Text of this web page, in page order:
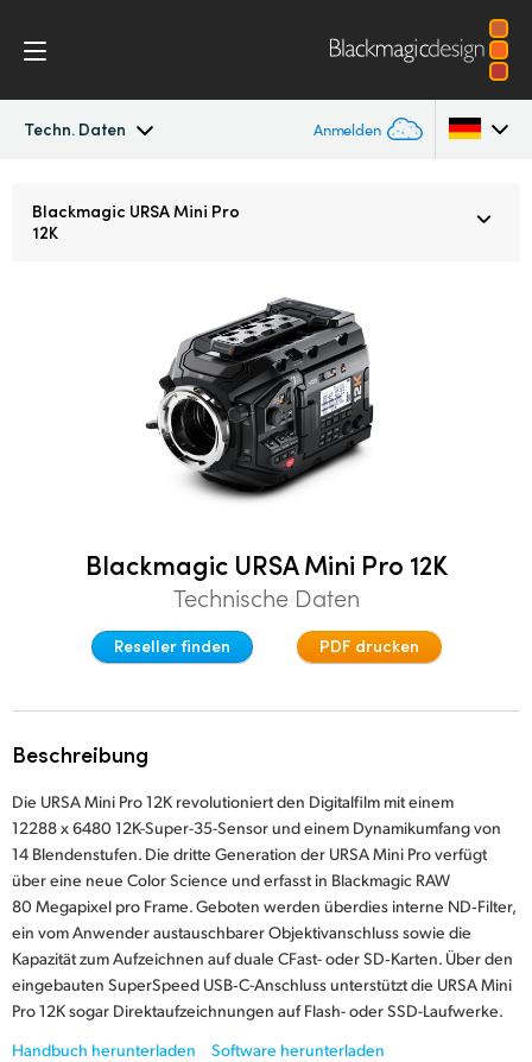
Techn. Daten Anmelden
Galerie
Finland
Germany
Hong Kong SAR, China
India
Italy
Japan
Korea
Mexico
Malaysia
Blackmagic URSA Mini Pro
12K
Blackmagic URSA Mini Pro 12K
Technische Daten
Reseller finden PDF drucken
Beschreibung
Die URSA Mini Pro 12K revolutioniert den Digitalfilm mit einem
12288 x 6480 12K-Super-35-Sensor und einem Dynamikumfang von
14 Blendenstufen. Die dritte Generation der URSA Mini Pro verfügt
über eine neue Color Science und erfasst in Blackmagic RAW
80 Megapixel pro Frame. Geboten werden überdies interne ND‑Filter,
ein vom Anwender austauschbarer Objektivanschluss sowie die
Kapazität zum Aufzeichnen auf duale CFast- oder SD‑Karten. Über den
eingebauten SuperSpeed USB‑C-Anschluss unterstütztdie URSAMini
Pro 12K sogar Direktaufzeichnungen auf Flash-oder SSD-Laufwerke.
Handbuch herunterladen
Software herunterladen